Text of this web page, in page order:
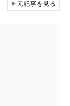
▶元記事を見る